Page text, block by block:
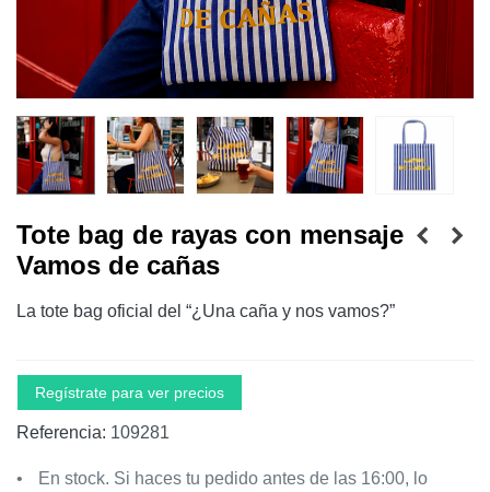
Tote bag de rayas con mensaje
Vamos de cañas
La tote bag oficial del “¿Una caña y nos vamos?”
Regístrate para ver precios
Referencia: 109281
En stock. Si haces tu pedido antes de las 16:00, lo